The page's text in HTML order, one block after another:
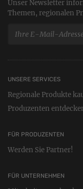
Unser Newsletter
Themen, regionalen
UNSERE SERVICES
Regionale Produkte
Produzenten
FÜR PRODUZENTEN
Werden Sie Partner!
FÜR UNTERNEHMEN